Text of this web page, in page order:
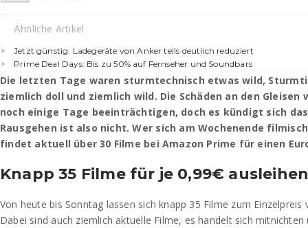
Ähnliche Artikel
Jetzt günstig: Ladegeräte von Anker teils deutlich reduziert
Prime Deal Days: Bis zu 50% auf Fernseher und Soundbars
Die letzten Tage waren sturmtechnisch etwas wild,
ziemlich doll und ziemlich wild. Die Schäden an den Gleisen
noch einige Tage beeinträchtigen, doch es kündigt sich
Rausgehen ist also nicht. Wer sich am Wochenende
findet aktuell über 30 Filme bei Amazon Prime für einen
Knapp 35 Filme für je 0,99€
Von heute bis Sonntag lassen sich knapp 35 Filme zum Einzelpreis
Dabei sind auch ziemlich aktuelle Filme, es handelt sich mitnichten